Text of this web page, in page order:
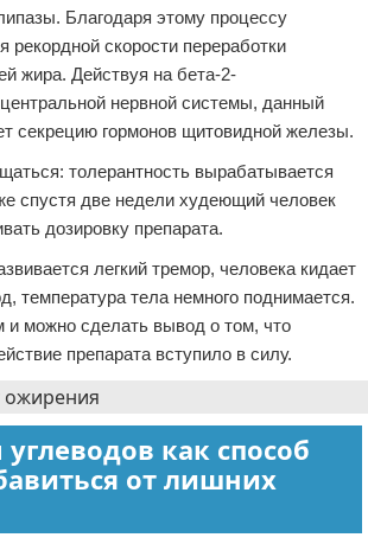
Благодаря этому процессу
рекордной скорости переработки
жира. Действуя на бета-2-
нервной системы, данный
секрецию гормонов щитовидной железы.
толерантность вырабатывается
спустя две недели худеющий человек
дозировку препарата.
легкий тремор, человека кидает
температура тела немного поднимается.
и можно сделать вывод о том, что
препарата вступило в силу.
как способ
от лишних